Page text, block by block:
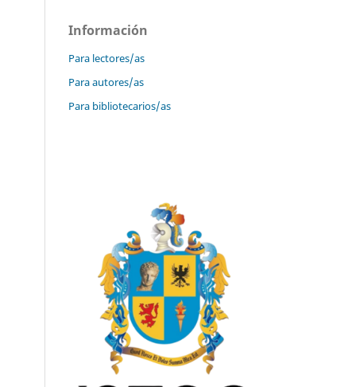
Información
Para lectores/as
Para autores/as
Para bibliotecarios/as